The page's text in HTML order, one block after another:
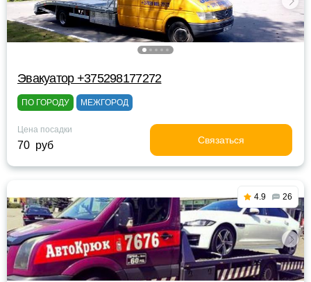
Эвакуатор +375298177272
ПО ГОРОДУ МЕЖГОРОД
Цена посадки
70 руб Связаться
4.9 26